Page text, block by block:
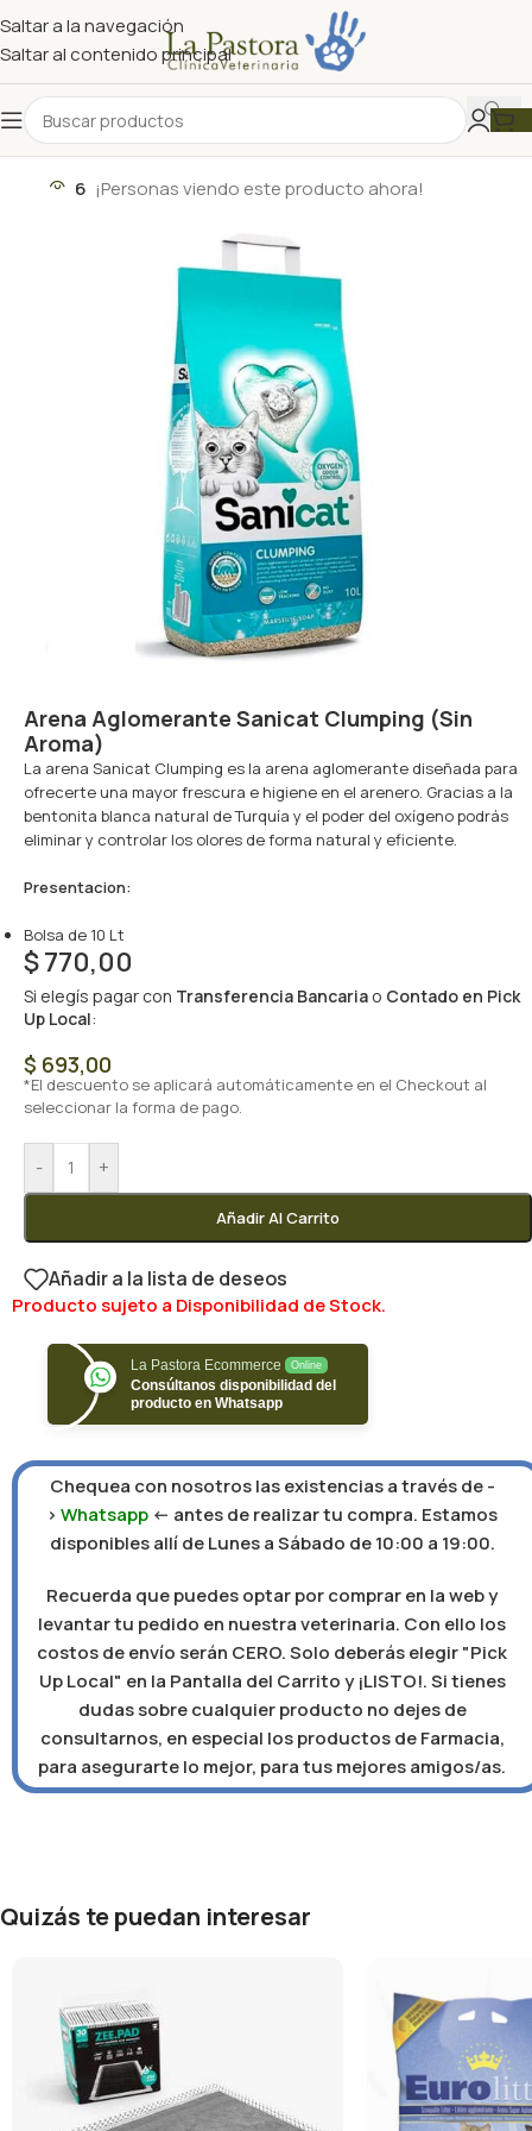
Saltar a la navegación
Saltar al contenido principal
6 ¡Personas viendo este producto ahora!
Arena Aglomerante Sanicat Clumping (Sin
Aroma)
La arena Sanicat Clumping es la arena aglomerante diseñada para
ofrecerte una mayor frescura e higiene en el arenero. Gracias a la
bentonita blanca natural de Turquía y el poder del oxígeno podrás
eliminar y controlar los olores de forma natural y eficiente.
Presentacion:
Bolsa de 10 Lt
$770,00
Si elegís pagar con Transferencia Bancaria o Contado en Pick
Up Local:
$ 693,00
*El descuento se aplicará automáticamente en el Checkout al
seleccionar la forma de pago.
- +
Añadir Al Carrito
Añadir a la lista de deseos
Producto sujeto a Disponibilidad de Stock.
La Pastora Ecommerce Online
Consúltanos disponibilidad del
producto en Whatsapp
Chequea con nosotros las existencias a través de -
>Whatsapp <- antes de realizar tu compra. Estamos
disponibles allí de Lunes a Sábado de 10:00 a 19:00.
Recuerda que puedes optar por comprar en la web y
levantar tu pedido en nuestra veterinaria. Con ello los
costos de envío serán CERO. Solo deberás elegir "Pick
Up Local" en la Pantalla del Carrito y ¡LISTO!. Si tienes
dudas sobre cualquier producto no dejes de
consultarnos, en especial los productos de Farmacia,
para asegurarte lo mejor, para tus mejores amigos/as.
Quizás te puedan interesar